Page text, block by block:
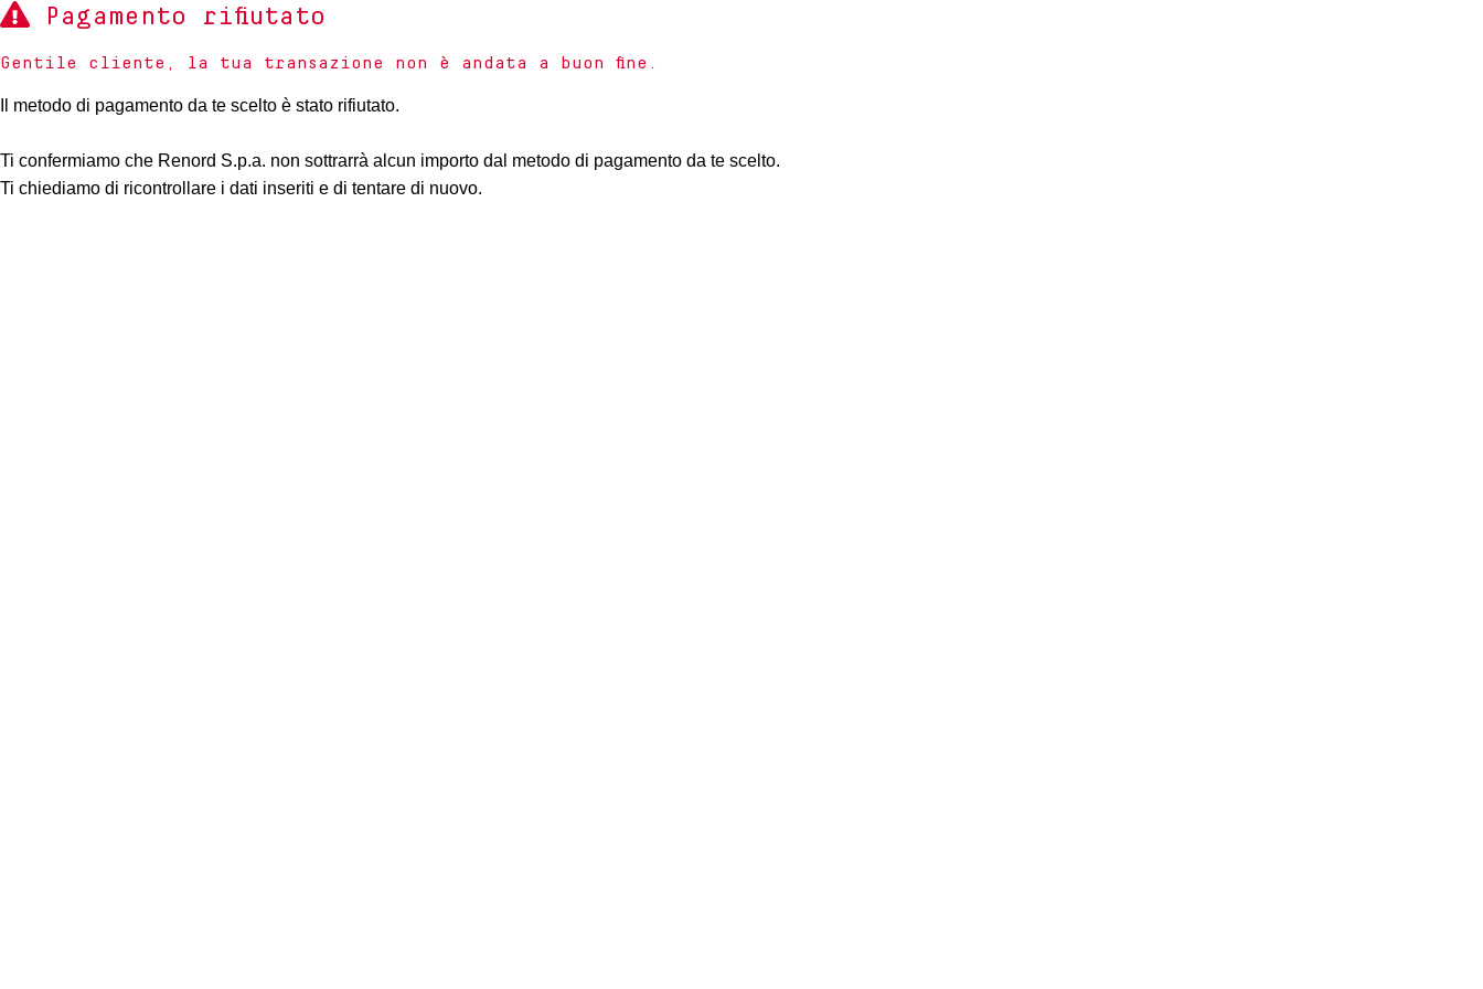
Pagamento rifiutato
Gentile cliente, la tua transazione non è andata a buon fine.
Il metodo di pagamento da te scelto è stato rifiutato.
Ti confermiamo che Renord S.p.a. non sottrarrà alcun importo dal metodo di pagamento da te scelto.
Ti chiediamo di ricontrollare i dati inseriti e di tentare di nuovo.